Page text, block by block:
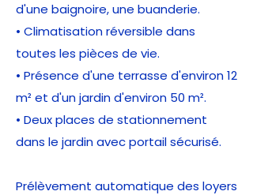
d'une baignoire, une buanderie.
• Climatisation réversible dans
toutes les pièces de vie.
• Présence d'une terrasse d'environ 12
m² et d'un jardin d'environ 50 m².
• Deux places de stationnement
dans le jardin avec portail sécurisé.
Prélèvement automatique des loyers